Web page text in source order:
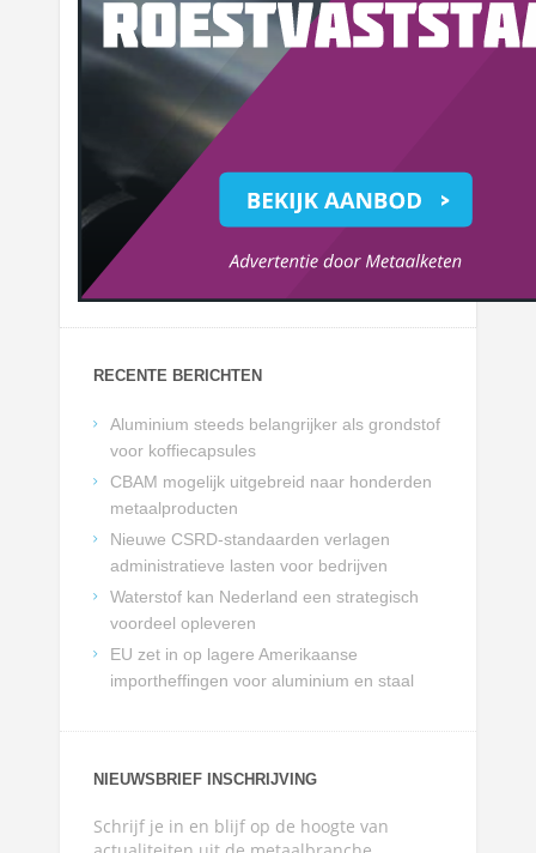
RECENTE BERICHTEN
Aluminium steeds belangrijker als grondstof
voor koffiecapsules
CBAM mogelijk uitgebreid naar honderden
metaalproducten
Nieuwe CSRD-standaarden verlagen
administratieve lasten voor bedrijven
Waterstof kan Nederland een strategisch
voordeel opleveren
EU zet in op lagere Amerikaanse
importheffingen voor aluminium en staal
NIEUWSBRIEF INSCHRIJVING
Schrijf je in en blijf op de hoogte van